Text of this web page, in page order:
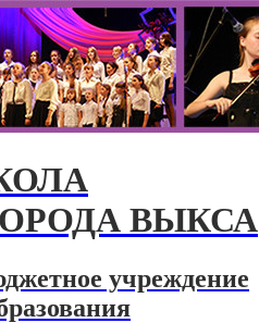
ВЫКСА
учреждение